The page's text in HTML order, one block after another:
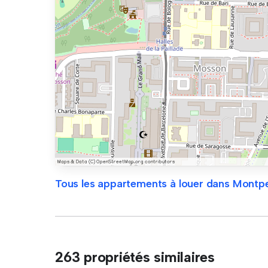
Tous les appartements à louer dans
263 propriétés similaires